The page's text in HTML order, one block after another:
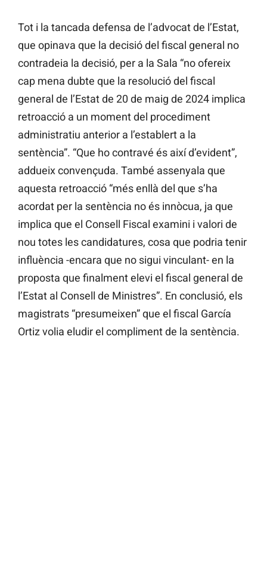
Tot i la tancada defensa de l’advocat de l’Estat,
que opinava que la decisió del fiscal general no
contradeia la decisió, per a la Sala “no ofereix
cap mena dubte que la resolució del fiscal
general de l’Estat de 20 de maig de 2024 implica
retroacció a un moment del procediment
administratiu anterior a l’establert a la
sentència”. “Que ho contravé és així d’evident”,
addueix convençuda. També assenyala que
aquesta retroacció “més enllà del que s’ha
acordat per la sentència no és innòcua, ja que
implica que el Consell Fiscal examini i valori de
nou totes les candidatures, cosa que podria tenir
influència -encara que no sigui vinculant- en la
proposta que finalment elevi el fiscal general de
l’Estat al Consell de Ministres”. En conclusió, els
magistrats “presumeixen” que el fiscal García
Ortiz volia eludir el compliment de la sentència.